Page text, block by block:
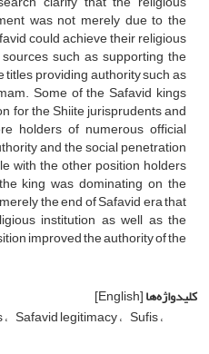
was not merely due to the
could achieve their religious
such as supporting the
titles providing authority such as
Some of the Safavid kings
for the Shiite jurisprudents and
holders of numerous official
and the social penetration
with the other position holders
king was dominating on the
the end of Safavid era that
institution as well as the
improved the authority of the
کلیدواژه‌ها[English]
Safavid legitimacy Sufis